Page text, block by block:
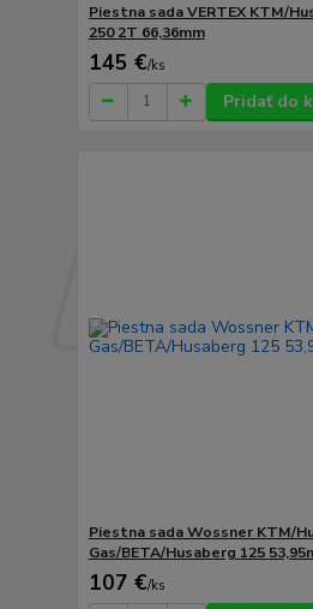
Piestna sada VERTEX KTM/
250 2T 66,36mm
145 €/ks
Pridať do
Piestna sada Wossner KTM/
Gas/BETA/Husaberg 125
107 €/ks